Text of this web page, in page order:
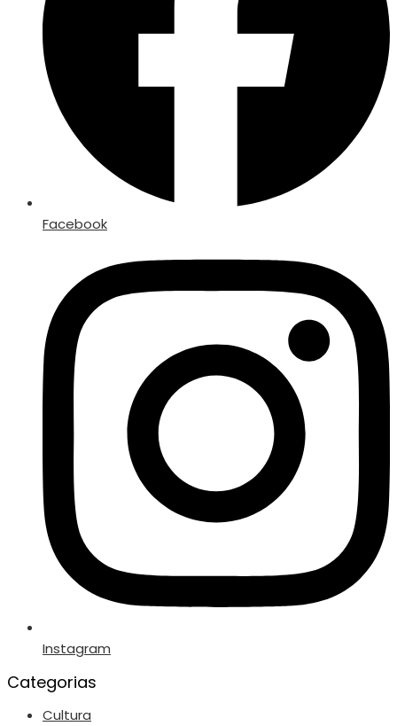
Facebook
Instagram
Categorias
Cultura